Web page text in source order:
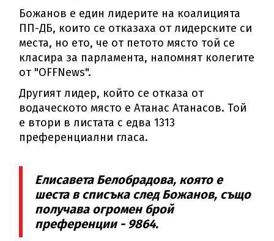
Божанов е един лидерите на коалицията
ПП-ДБ, които се отказаха от лидерските си
места, но ето, че от петото място той се
класира за парламента, напомнят колегите
от "ОFFNews".
Другият лидер, който се отказа от
водаческото място е Атанас Атанасов. Той
е втори в листата с едва 1313
преференциални гласа.
Елисавета Белобрадова, която е
шеста в списъка след Божанов, също
получава огромен брой
преференции - 9864.